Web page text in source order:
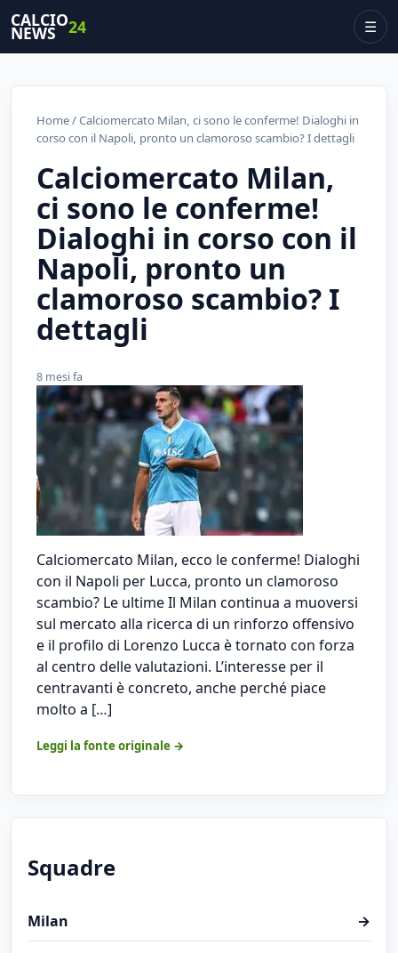
CALCIO
NEWS 24 ☰
Home/ Calciomercato Milan, ci sono le conferme! Dialoghi in
corso con il Napoli, pronto un clamoroso scambio? I dettagli
Calciomercato Milan,
ci sono le conferme!
Dialoghi in corso con il
Napoli, pronto un
clamoroso scambio? I
dettagli
8 mesi fa
Calciomercato Milan, ecco le conferme! Dialoghi
con il Napoli per Lucca, pronto un clamoroso
scambio? Le ultime Il Milan continua a muoversi
sul mercato alla ricerca di un rinforzo offensivo
e il profilo di Lorenzo Lucca è tornato con forza
al centro delle valutazioni. L’interesse per il
centravanti è concreto, anche perché piace
molto a […]
Leggi la fonte originale →
Squadre
Milan →